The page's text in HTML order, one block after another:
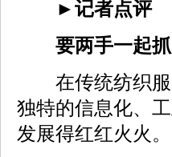
►记者点评
要两手一起抓
在传统纺织服
独特的信息化、
发展得红红火火。